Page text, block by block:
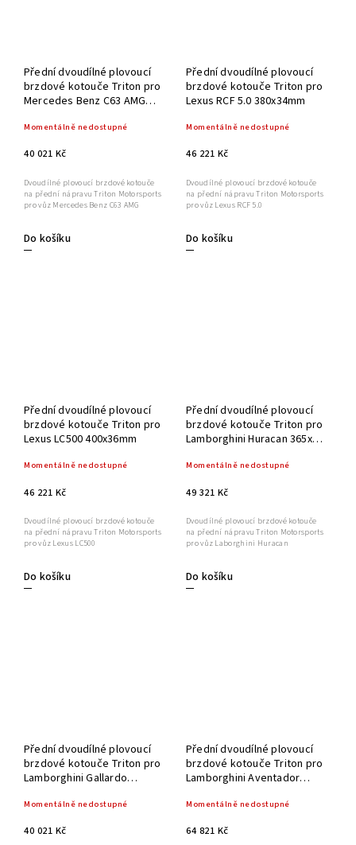
Přední dvoudílné plovoucí
brzdové kotouče Triton pro
Mercedes Benz C63 AMG
Momentálně nedostupné
40 021 Kč
Do košíku
Dvoudílné plovoucí brzdové kotouče
na přední nápravu Triton Motorsports
pro vůz Mercedes Benz C63 AMG
Přední dvoudílné plovoucí
brzdové kotouče Triton pro
Lexus RCF 5.0 380x34mm
Momentálně nedostupné
46 221 Kč
Do košíku
Dvoudílné plovoucí brzdové kotouče
na přední nápravu Triton Motorsports
pro vůz Lexus RCF 5.0
Přední dvoudílné plovoucí
brzdové kotouče Triton pro
Lexus LC500 400x36mm
Momentálně nedostupné
46 221 Kč
Do košíku
Dvoudílné plovoucí brzdové kotouče
na přední nápravu Triton Motorsports
pro vůz Lexus LC500
Přední dvoudílné plovoucí
brzdové kotouče Triton pro
Lamborghini Huracan 365x34
Momentálně nedostupné
49 321 Kč
Do košíku
Dvoudílné plovoucí brzdové kotouče
na přední nápravu Triton Motorsports
pro vůz Laborghini Huracan
Přední dvoudílné plovoucí
brzdové kotouče Triton pro
Lamborghini Gallardo
Momentálně nedostupné
40 021 Kč
Přední dvoudílné plovoucí
brzdové kotouče Triton pro
Lamborghini Aventador
Momentálně nedostupné
64 821 Kč